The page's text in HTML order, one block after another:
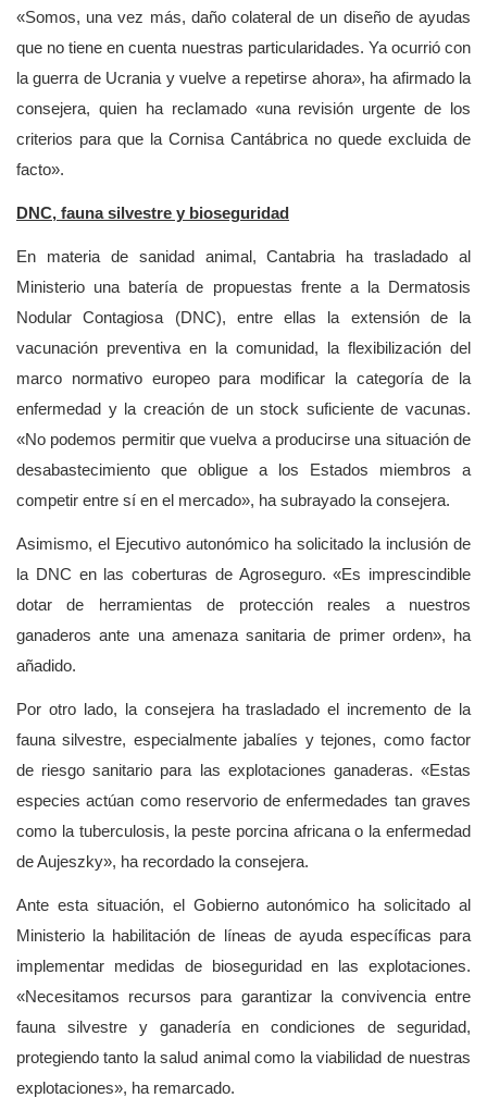
«Somos, una vez más, daño colateral de un diseño de ayudas
que no tiene en cuenta nuestras particularidades. Ya ocurrió con
la guerra de Ucrania y vuelve a repetirse ahora», ha afirmado la
consejera, quien ha reclamado «una revisión urgente de los
criterios para que la Cornisa Cantábrica no quede excluida de
facto».
DNC, fauna silvestre y bioseguridad
En materia de sanidad animal, Cantabria ha trasladado al
Ministerio una batería de propuestas frente a la Dermatosis
Nodular Contagiosa (DNC), entre ellas la extensión de la
vacunación preventiva en la comunidad, la flexibilización del
marco normativo europeo para modificar la categoría de la
enfermedad y la creación de un stock suficiente de vacunas.
«No podemos permitir que vuelva a producirse una situación de
desabastecimiento que obligue a los Estados miembros a
competir entre sí en el mercado», ha subrayado la consejera.
Asimismo, el Ejecutivo autonómico ha solicitado la inclusión de
la DNC en las coberturas de Agroseguro. «Es imprescindible
dotar de herramientas de protección reales a nuestros
ganaderos ante una amenaza sanitaria de primer orden», ha
añadido.
Por otro lado, la consejera ha trasladado el incremento de la
fauna silvestre, especialmente jabalíes y tejones, como factor
de riesgo sanitario para las explotaciones ganaderas. «Estas
especies actúan como reservorio de enfermedades tan graves
como la tuberculosis, la peste porcina africana o la enfermedad
de Aujeszky», ha recordado la consejera.
Ante esta situación, el Gobierno autonómico ha solicitado al
Ministerio la habilitación de líneas de ayuda específicas para
implementar medidas de bioseguridad en las explotaciones.
«Necesitamos recursos para garantizar la convivencia entre
fauna silvestre y ganadería en condiciones de seguridad,
protegiendo tanto la salud animal como la viabilidad de nuestras
explotaciones», ha remarcado.